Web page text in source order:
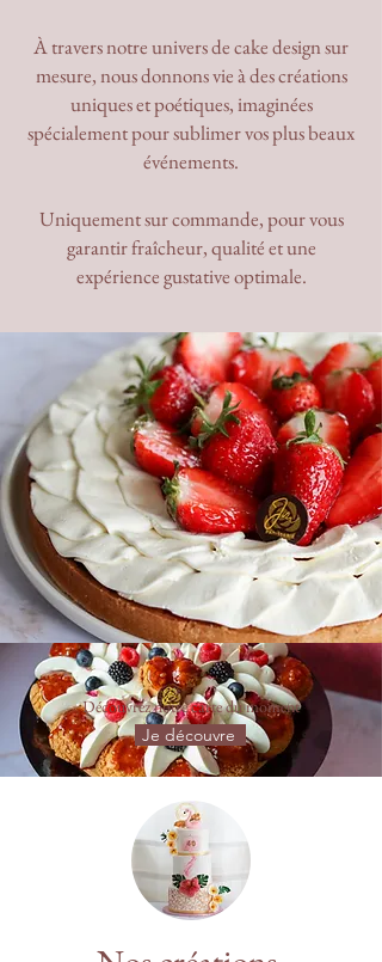
À travers notre univers de cake design sur
mesure, nous donnons vie à des créations
uniques et poétiques, imaginées
spécialement pour sublimer vos plus beaux
événements.
Uniquement sur commande, pour vous
garantir fraîcheur, qualité et une
expérience gustative optimale.
Découvrez notre carte du moment
Je découvre